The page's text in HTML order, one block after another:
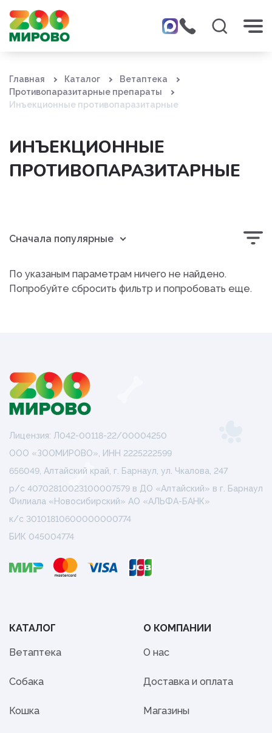
Главная Каталог
Ветаптека
Противопаразитарные препараты
Инъекционные противопаразитарные
ИНЪЕКЦИОННЫЕ
ПРОТИВОПАРАЗИТАРНЫЕ
Сначала популярные
По указаным параметрам ничего не найдено.
Попробуйте сбросить фильтр и попробовать еще.
Лицензия: Л042-00118-22/00004250
ООО «ЗООМИРОВО», ИНН 2225222599
656049, Алтайский край, г. Барнаул, ул. Чкалова, 247
р/с 40702810023100007579 в ДО «Алтайский» в г. Барнаул
Филиала «Новосибирский» АО «АЛЬФА-БАНК»
к/с 30101810600000000774
БИК 045004774
КАТАЛОГ
Ветаптека
Собака
Кошка
О КОМПАНИИ
О нас
Доставка и оплата
Магазины